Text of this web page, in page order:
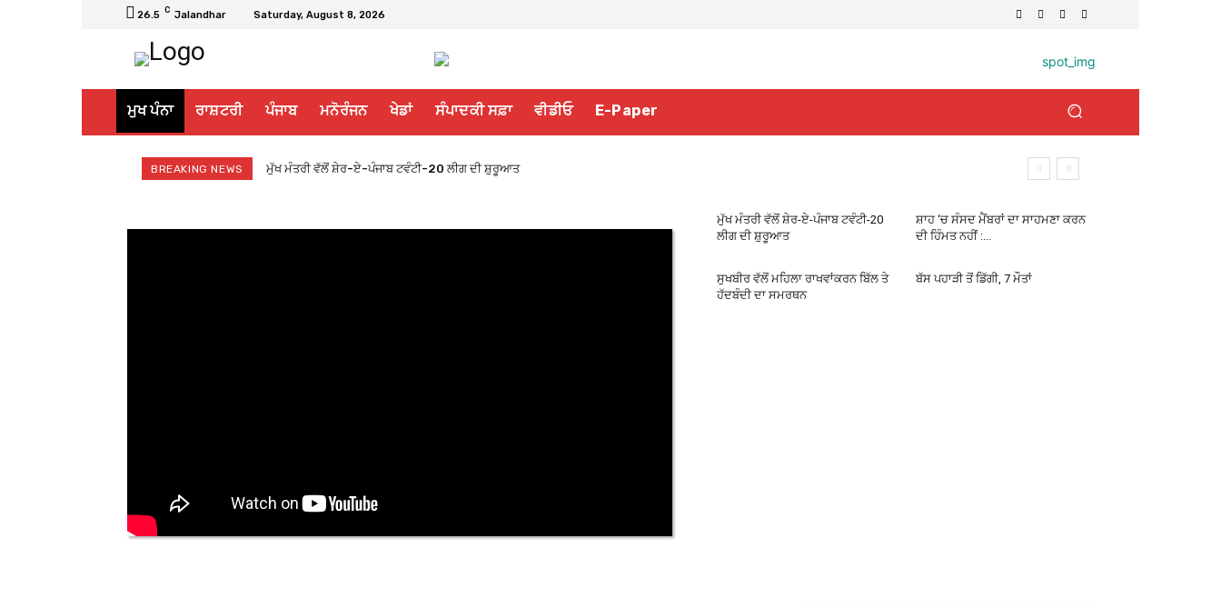
26.5 C Jalandhar Saturday, August 8, 2026
ਮੁਖ ਪੰਨਾ ਰਾਸ਼ਟਰੀ ਪੰਜਾਬ ਮਨੋਰੰਜਨ ਖੇਡਾਂ ਸੰਪਾਦਕੀ ਸਫ਼ਾ ਵੀਡੀਓ E-Paper
BREAKING NEWS ਮੁੱਖ ਮੰਤਰੀ ਵੱਲੋਂ ਸ਼ੇਰ-ਏ-ਪੰਜਾਬ ਟਵੰਟੀ-20 ਲੀਗ ਦੀ ਸ਼ੁਰੂਆਤ
ਮੁੱਖ ਮੰਤਰੀ ਵੱਲੋਂ ਸ਼ੇਰ-ਏ-ਪੰਜਾਬ ਟਵੰਟੀ-20
ਲੀਗ ਦੀ ਸ਼ੁਰੂਆਤ
ਸ਼ਾਹ ‘ਚ ਸੰਸਦ ਮੈਂਬਰਾਂ ਦਾ ਸਾਹਮਣਾ ਕਰਨ
ਦੀ ਹਿੰਮਤ ਨਹੀਂ :...
ਸੁਖਬੀਰ ਵੱਲੋਂ ਮਹਿਲਾ ਰਾਖਵਾਂਕਰਨ ਬਿੱਲ ਤੇ
ਹੱਦਬੰਦੀ ਦਾ ਸਮਰਥਨ
ਬੱਸ ਪਹਾੜੀ ਤੋਂ ਡਿੱਗੀ, 7 ਮੌਤਾਂ